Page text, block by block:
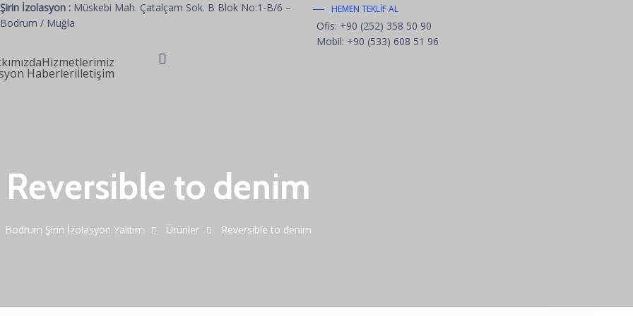
Şirin İzolasyon :Müskebi Mah. Çatalçam Sok. B Blok No:1-B/6 –
Bodrum / Muğla
HEMEN TEKLIF AL
Ofis: +90 (252) 358 50 90
Mobil: +90 (533) 608 51 96
Hizmetlerimiz
Haberleriİletişim
Reversible to denim
Bodrum Şirin İzolasyon Yalıtım Ürünler Reversible to denim